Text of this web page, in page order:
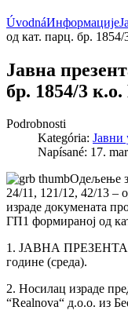
ÚvodnáИнформације
од кат. парц. бр.
Јавна
бр. 1854/3
Podrobnosti
Kategória: Јавни
Napísané: 17.
Одељење
24/11, 121/12, 42/13 –
израде докумената
ГП1 формираној од
1. ЈАВНА
године (среда).
2. Носилац израде
“Realnova“ д.о.о. из